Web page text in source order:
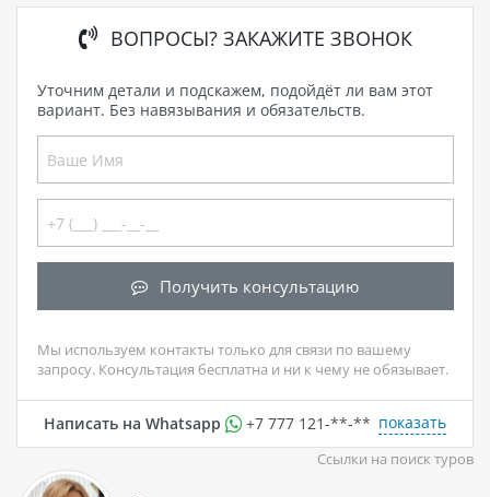
ВОПРОСЫ? ЗАКАЖИТЕ ЗВОНОК
Уточним детали и подскажем, подойдёт ли вам этот
вариант. Без навязывания и обязательств.
Получить консультацию
Мы используем контакты только для связи по вашему
запросу. Консультация бесплатна и ни к чему не обязывает.
Написать на Whatsapp +7 777 121-**-** показать
Ссылки на поиск туров